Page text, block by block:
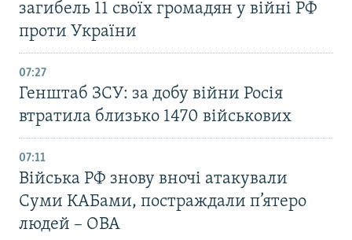
загибель 11 своїх громадян у війні РФ
проти України
07:27
Генштаб ЗСУ: за добу війни Росія
втратила близько 1470 військових
07:11
Війська РФ знову вночі атакували
Суми КАБами, постраждали п’ятеро
людей – ОВА